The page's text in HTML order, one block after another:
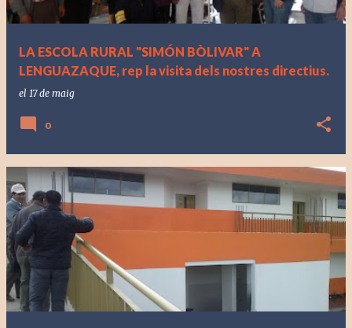
LA ESCOLA RURAL "SIMÓN BÒLIVAR" A
LENGUAZAQUE, rep la visita dels nostres directius.
el 17 de maig
0